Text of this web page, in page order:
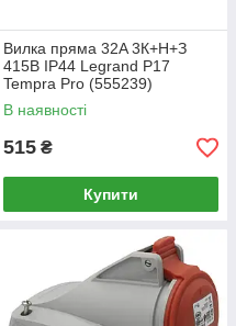
Вилка пряма 32A 3К+Н+З
415В IP44 Legrand P17
Tempra Pro (555239)
В наявності
515 ₴
Купити